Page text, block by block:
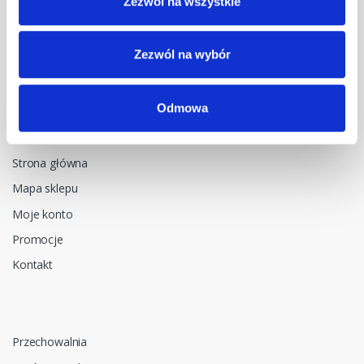
Zezwól na wybór
Odmowa
NIP: 5482614481, MDM NT sp. z o.o., Bestwińska 143, 43-346
Bielsko-Biała, Polska
Menu główne
Strona główna
Mapa sklepu
Moje konto
Promocje
Kontakt
Przechowalnia